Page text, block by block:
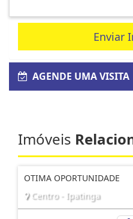
Enviar
AGENDE UMA VISITA
Imóveis
OTIMA OPORTUNIDADE
Centro - Ipatinga